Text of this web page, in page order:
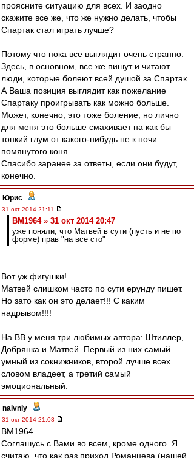
проясните ситуацию для всех. И заодно
скажите все же, что же нужно делать, чтобы
Спартак стал играть лучше?
Потому что пока все выглядит очень странно.
Здесь, в основном, все же пишут и читают
люди, которые болеют всей душой за Спартак.
А Ваша позиция выглядит как пожелание
Спартаку проигрывать как можно больше.
Может, конечно, это тоже боление, но лично
для меня это больше смахивает на как бы
тонкий глум от какого-нибудь не к ночи
помянутого коня.
Спасибо заранее за ответы, если они будут,
конечно.
Юрис -
31 окт 2014 21:11
BM1964 » 31 окт 2014 20:47
уже поняли, что Матвей в сути (пусть и не по
форме) прав "на все сто"
Вот уж фигушки!
Матвей слишком часто по сути ерунду пишет.
Но зато как он это делает!!! С каким
надрывом!!!!
На ВВ у меня три любимых автора: Штиллер,
Добрянка и Матвей. Первый из них самый
умный из сокнижников, второй лучше всех
словом владеет, а третий самый
эмоциональный.
naivniy -
31 окт 2014 21:08
BM1964
Соглашусь с Вами во всем, кроме одного. Я
считаю, что как раз приход Романцева (нашей